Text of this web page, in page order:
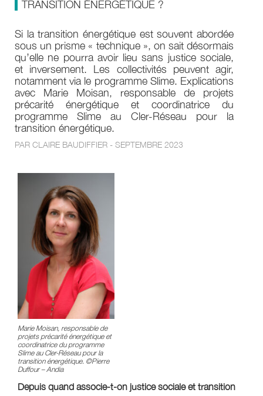
TRANSITION ÉNERGÉTIQUE ?
Si la transition énergétique est souvent abordée
sous un prisme « technique », on sait désormais
qu’elle ne pourra avoir lieu sans justice sociale,
et inversement. Les collectivités peuvent agir,
notamment via le programme Slime. Explications
avec Marie Moisan, responsable de projets
précarité énergétique et coordinatrice du
programme Slime au Cler-Réseau pour la
transition énergétique.
PAR CLAIRE BAUDIFFIER - SEPTEMBRE 2023
Marie Moisan, responsable de
projets précarité énergétique et
coordinatrice du programme
Slime au Cler-Réseau pour la
transition énergétique. ©Pierre
Duffour – Andia
Depuis quand associe-t-on justice sociale et transition